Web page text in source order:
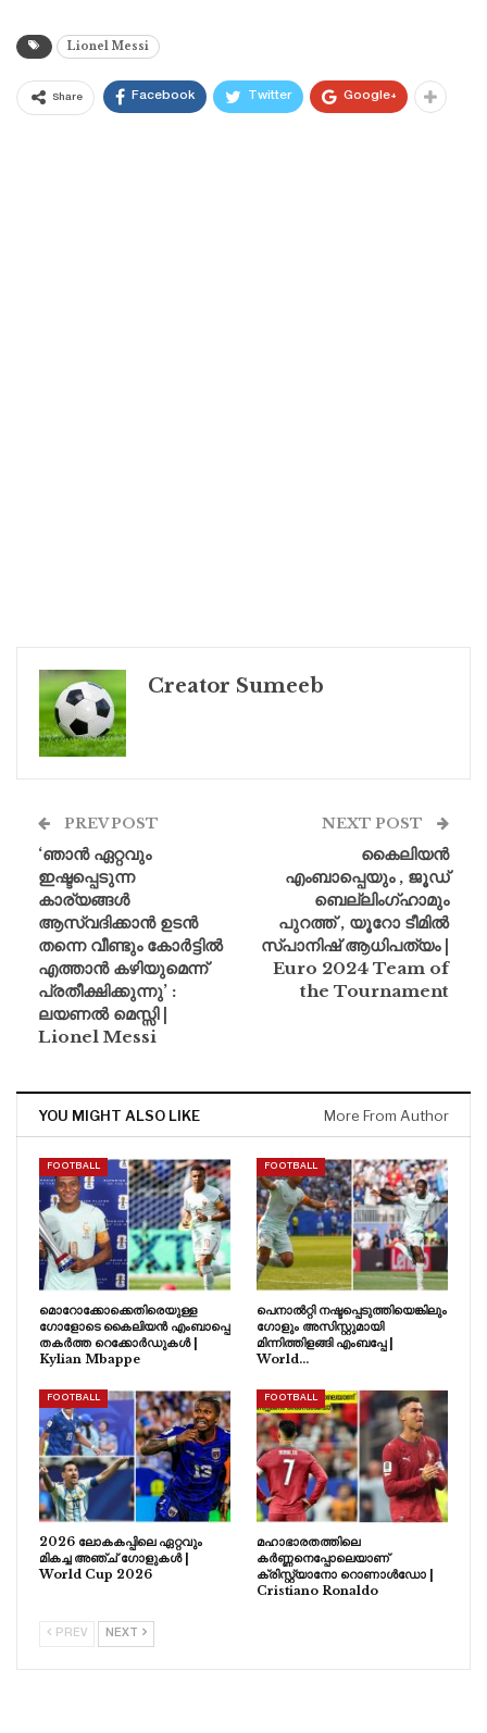
Lionel Messi
Share Facebook Twitter Google+
Creator Sumeeb
PREV POST
‘ഞാൻ ഏറ്റവും
ഇഷ്ടപ്പെടുന്ന
കാര്യങ്ങൾ
ആസ്വദിക്കാൻ ഉടൻ
തന്നെ വീണ്ടും കോർട്ടിൽ
എത്താൻ കഴിയുമെന്ന്
പ്രതീക്ഷിക്കുന്നു’ :
ലയണൽ മെസ്സി |
Lionel Messi
NEXT POST
കൈലിയൻ
എംബാപ്പെയും , ജൂഡ്
ബെല്ലിംഗ്ഹാമും
പുറത്ത് , യൂറോ ടീമിൽ
സ്പാനിഷ് ആധിപത്യം |
Euro 2024 Team of
the Tournament
YOU MIGHT ALSO LIKE More From Author
FOOTBALL
മൊറോക്കോക്കെതിരെയുള്ള
ഗോളോടെ കൈലിയൻ എംബാപ്പെ
തകർത്ത റെക്കോർഡുകൾ |
Kylian Mbappe
FOOTBALL
പെനാൽറ്റി നഷ്ടപ്പെടുത്തിയെങ്കിലും
ഗോളും അസിസ്റ്റുമായി
മിന്നിത്തിളങ്ങി എംബപ്പേ |
World…
FOOTBALL
2026 ലോകകപ്പിലെ ഏറ്റവും
മികച്ച അഞ്ച് ഗോളുകൾ |
World Cup 2026
FOOTBALL
മഹാഭാരതത്തിലെ
കർണ്ണനെപ്പോലെയാണ്
ക്രിസ്റ്റ്യാനോ റൊണാൾഡോ |
Cristiano Ronaldo
PREV NEXT